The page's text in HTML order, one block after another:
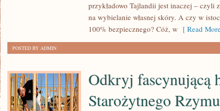
przykładowo Tajlandii jest inaczej – czyli
na wybielanie własnej skóry. A czy w
100% bezpiecznego? Cóż, w [ Read
POSTED BY ADMIN
Odkryj fascynującą
Starożytnego